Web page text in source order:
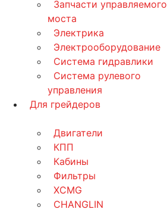
Запчасти управляемого
моста
Электрика
Электрооборудование
Система гидравлики
Система рулевого
управления
Для грейдеров
Двигатели
КПП
Кабины
Фильтры
XCMG
CHANGLIN